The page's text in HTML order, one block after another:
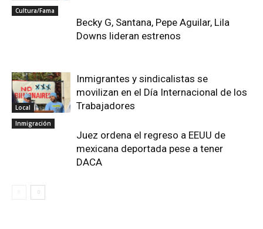
Cultura/Fama
Becky G, Santana, Pepe Aguilar, Lila
Downs lideran estrenos
Local
Inmigrantes y sindicalistas se
movilizan en el Día Internacional de los
Trabajadores
Inmigración
Juez ordena el regreso a EEUU de
mexicana deportada pese a tener
DACA